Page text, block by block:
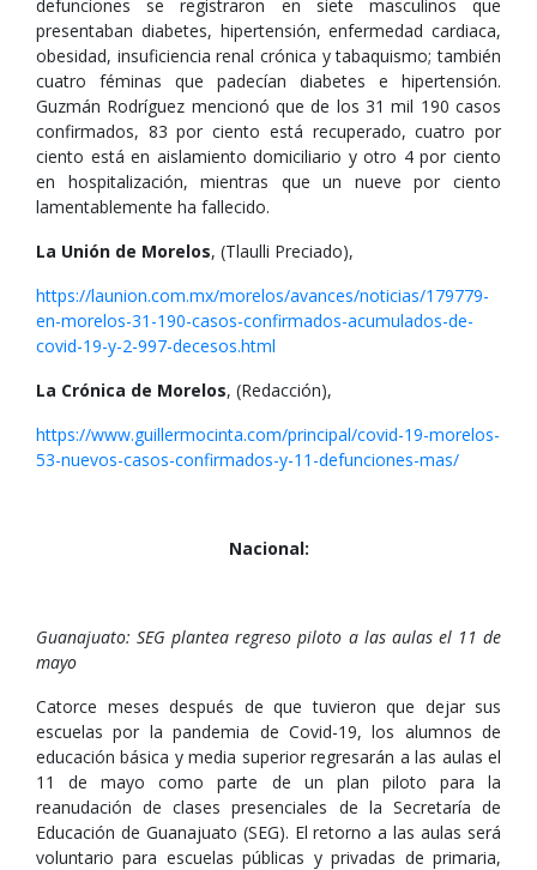
defunciones se registraron en siete masculinos que
presentaban diabetes, hipertensión, enfermedad cardiaca,
obesidad, insuficiencia renal crónica y tabaquismo; también
cuatro féminas que padecían diabetes e hipertensión.
Guzmán Rodríguez mencionó que de los 31 mil 190 casos
confirmados, 83 por ciento está recuperado, cuatro por
ciento está en aislamiento domiciliario y otro 4 por ciento
en hospitalización, mientras que un nueve por ciento
lamentablemente ha fallecido.
La Unión de Morelos, (Tlaulli Preciado),
https://launion.com.mx/morelos/avances/noticias/179779-
en-morelos-31-190-casos-confirmados-acumulados-de-
covid-19-y-2-997-decesos.html
La Crónica de Morelos, (Redacción),
https://www.guillermocinta.com/principal/covid-19-morelos-
53-nuevos-casos-confirmados-y-11-defunciones-mas/
Nacional:
Guanajuato: SEG plantea regreso piloto a las aulas el 11 de
mayo
Catorce meses después de que tuvieron que dejar sus
escuelas por la pandemia de Covid-19, los alumnos de
educación básica y media superior regresarán a las aulas el
11 de mayo como parte de un plan piloto para la
reanudación de clases presenciales de la Secretaría de
Educación de Guanajuato (SEG). El retorno a las aulas será
voluntario para escuelas públicas y privadas de primaria,